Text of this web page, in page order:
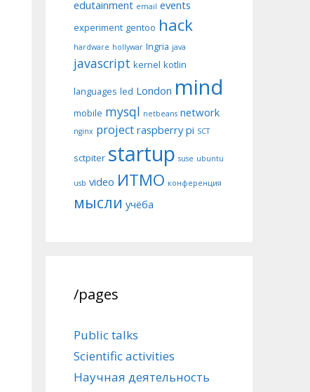
edutainment email events
experiment gentoo hack
hardware hollywar Ingria java
javascript kernel kotlin
languages led London mind
mobile mysql netbeans network
nginx project raspberry pi SCT
sctpiter startup suse ubuntu
usb video ИТМО конференция
мысли учёба
/pages
Public talks
Scientific activities
Научная деятельность